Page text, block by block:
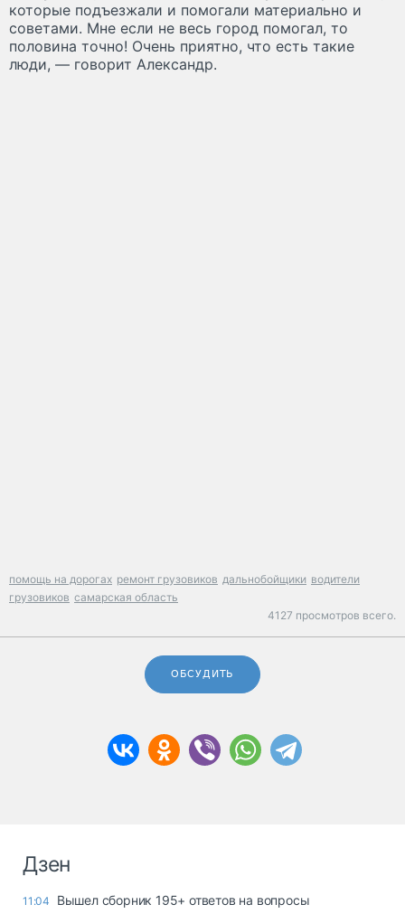
которые подъезжали и помогали материально и
советами. Мне если не весь город помогал, то
половина точно! Очень приятно, что есть такие
люди, — говорит Александр.
помощь на дорогах ремонт грузовиков дальнобойщики водители
грузовиков самарская область
4127 просмотров всего.
ОБСУДИТЬ
Дзен
11:04
Вышел сборник 195+ ответов на вопросы